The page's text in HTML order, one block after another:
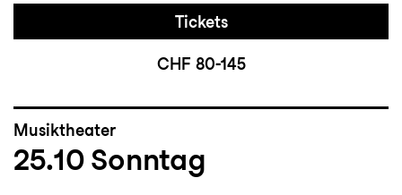
Tickets
CHF 80-145
Musiktheater
25.10 Sonntag